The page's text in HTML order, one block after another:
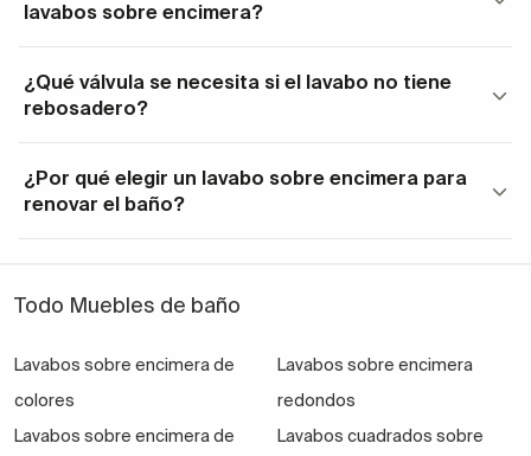
En el mundo del interiorismo de baños y los muebles
de lavabo también hay modas y preferencias y este
es el momento de estos modelos. Si te gusta este
diseñotienes un vasto mundo que explorar
estos lavabos modernos que van apoyados en el
mueble de baño, los hay de formas y materiales muy
diversos.
encimera
forma circular, ovalada, cuadrada, rectangular e
incluso de líneas irregulares.
lavabos sobre encimera?
¿Qué válvula se necesita si el lavabo no tiene
rebosadero?
¿Por qué elegir un lavabo sobre encimera para
renovar el baño?
Todo Muebles de baño
Lavabos sobre encimera de
colores
Lavabos sobre encimera de
Lavabos sobre encimera
redondos
Lavabos cuadrados sobre